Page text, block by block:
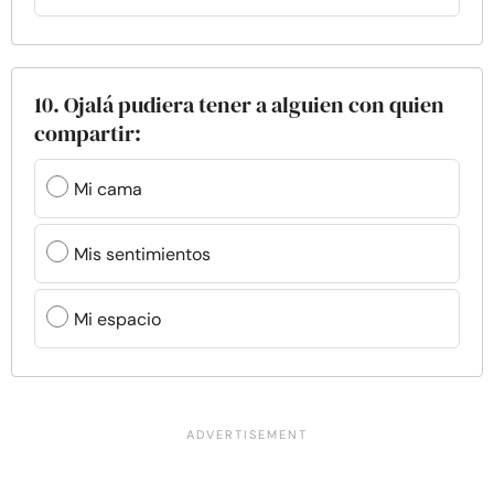
10. Ojalá pudiera tener a alguien con quien
compartir:
Mi cama
Mis sentimientos
Mi espacio